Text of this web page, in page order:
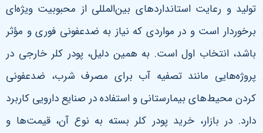
تولید و رعایت استانداردهای بین‌المللی از محبوبیت ویژه‌ای
برخوردار است و در مواردی که نیاز به ضدعفونی فوری و مؤثر
باشد، انتخاب اول است. به همین دلیل، پودر کلر خارجی در
پروژه‌هایی مانند تصفیه آب برای مصرف شرب، ضدعفونی
کردن محیط‌های بیمارستانی و استفاده در صنایع دارویی کاربرد
دارد. در بازار، خرید پودر کلر بسته به نوع آن، قیمت‌ها و